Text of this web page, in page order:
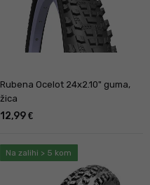
Rubena Ocelot 24x2.10" guma,
žica
12,99 €
Na zalihi > 5 kom